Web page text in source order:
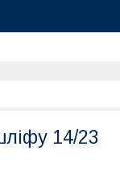
14/23